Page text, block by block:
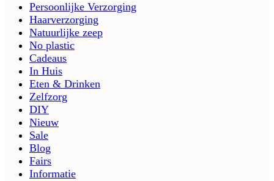
Persoonlijke Verzorging
Haarverzorging
Natuurlijke zeep
No plastic
Cadeaus
In Huis
Eten & Drinken
Zelfzorg
DIY
Nieuw
Sale
Blog
Fairs
Informatie